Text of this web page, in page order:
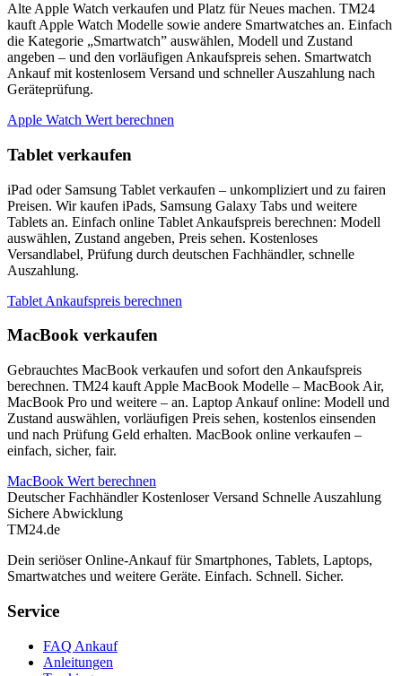
Alte Apple Watch verkaufen und Platz für Neues machen. TM24
kauft Apple Watch Modelle sowie andere Smartwatches an. Einfach
die Kategorie „Smartwatch” auswählen, Modell und Zustand
angeben – und den vorläufigen Ankaufspreis sehen. Smartwatch
Ankauf mit kostenlosem Versand und schneller Auszahlung nach
Geräteprüfung.
Apple Watch Wert berechnen
Tablet verkaufen
iPad oder Samsung Tablet verkaufen – unkompliziert und zu fairen
Preisen. Wir kaufen iPads, Samsung Galaxy Tabs und weitere
Tablets an. Einfach online Tablet Ankaufspreis berechnen: Modell
auswählen, Zustand angeben, Preis sehen. Kostenloses
Versandlabel, Prüfung durch deutschen Fachhändler, schnelle
Auszahlung.
Tablet Ankaufspreis berechnen
MacBook verkaufen
Gebrauchtes MacBook verkaufen und sofort den Ankaufspreis
berechnen. TM24 kauft Apple MacBook Modelle – MacBook Air,
MacBook Pro und weitere – an. Laptop Ankauf online: Modell und
Zustand auswählen, vorläufigen Preis sehen, kostenlos einsenden
und nach Prüfung Geld erhalten. MacBook online verkaufen –
einfach, sicher, fair.
MacBook Wert berechnen
Deutscher Fachhändler Kostenloser Versand Schnelle Auszahlung
Sichere Abwicklung
TM24.de
Dein seriöser Online-Ankauf für Smartphones, Tablets, Laptops,
Smartwatches und weitere Geräte. Einfach. Schnell. Sicher.
Service
FAQ Ankauf
Anleitungen